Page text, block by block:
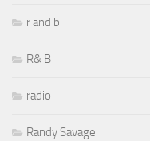
r and b
R& B
radio
Randy Savage